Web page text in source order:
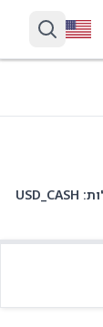
QXAS היא קרן סל עם 2 אחזקות. בין האחזקות המובילות: USD_CASH